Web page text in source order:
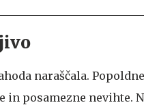
naraščala.
in posamezne nevihte.